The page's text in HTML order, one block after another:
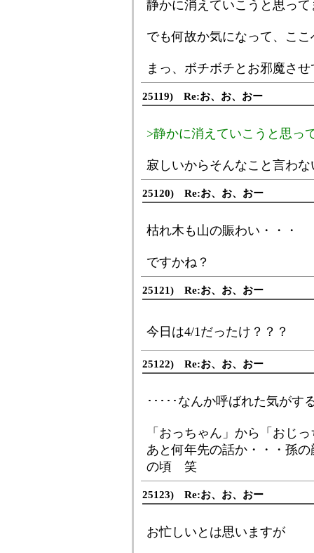
静かに消えていこうと思って
でも何故か気になって、こ
まっ、ボチボチとお邪魔さ
25119) Re:お、お、おー
>静かに消えていこうと思っ
寂しいからそんなこと言わ
25120) Re:お、お、おー
枯れ木も山の賑わい・・・
ですかね？
25121) Re:お、お、おー
今日は4/1だったけ？？？
25122) Re:お、お、おー
･････なんか呼ばれた気が
「おっちゃん」から「おじ
あと何年先の話か・・・孫
の頃 笑
25123) Re:お、お、おー
お忙しいとは思いますが